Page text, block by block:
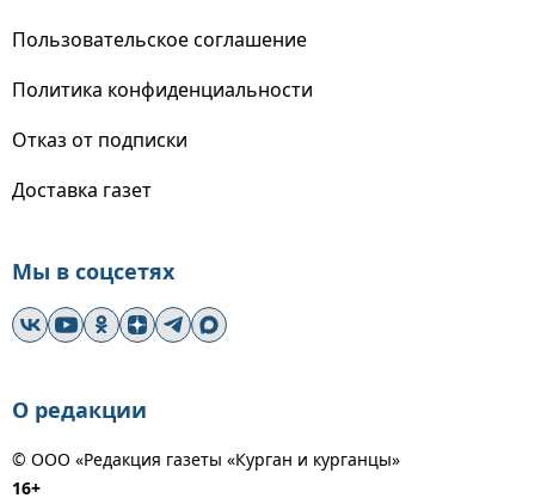
Пользовательское соглашение
Политика конфиденциальности
Отказ от подписки
Доставка газет
Мы в соцсетях
О редакции
© ООО «Редакция газеты «Курган и курганцы»
16+